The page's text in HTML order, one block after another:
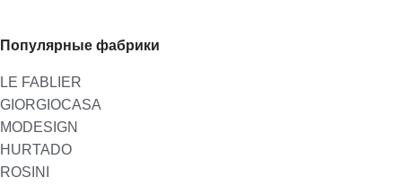
Популярные фабрики
LE FABLIER
GIORGIOCASA
MODESIGN
HURTADO
ROSINI